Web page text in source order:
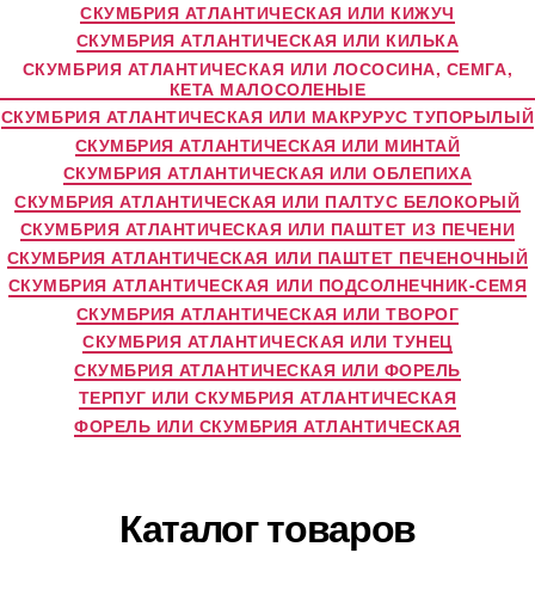
СКУМБРИЯ АТЛАНТИЧЕСКАЯ ИЛИ КИЖУЧ
СКУМБРИЯ АТЛАНТИЧЕСКАЯ ИЛИ КИЛЬКА
СКУМБРИЯ АТЛАНТИЧЕСКАЯ ИЛИ ЛОСОСИНА, СЕМГА,
КЕТА МАЛОСОЛЕНЫЕ
СКУМБРИЯ АТЛАНТИЧЕСКАЯ ИЛИ МАКРУРУС ТУПОРЫЛЫЙ
СКУМБРИЯ АТЛАНТИЧЕСКАЯ ИЛИ МИНТАЙ
СКУМБРИЯ АТЛАНТИЧЕСКАЯ ИЛИ ОБЛЕПИХА
СКУМБРИЯ АТЛАНТИЧЕСКАЯ ИЛИ ПАЛТУС БЕЛОКОРЫЙ
СКУМБРИЯ АТЛАНТИЧЕСКАЯ ИЛИ ПАШТЕТ ИЗ ПЕЧЕНИ
СКУМБРИЯ АТЛАНТИЧЕСКАЯ ИЛИ ПАШТЕТ ПЕЧЕНОЧНЫЙ
СКУМБРИЯ АТЛАНТИЧЕСКАЯ ИЛИ ПОДСОЛНЕЧНИК-СЕМЯ
СКУМБРИЯ АТЛАНТИЧЕСКАЯ ИЛИ ТВОРОГ
СКУМБРИЯ АТЛАНТИЧЕСКАЯ ИЛИ ТУНЕЦ
СКУМБРИЯ АТЛАНТИЧЕСКАЯ ИЛИ ФОРЕЛЬ
ТЕРПУГ ИЛИ СКУМБРИЯ АТЛАНТИЧЕСКАЯ
ФОРЕЛЬ ИЛИ СКУМБРИЯ АТЛАНТИЧЕСКАЯ
Каталог товаров